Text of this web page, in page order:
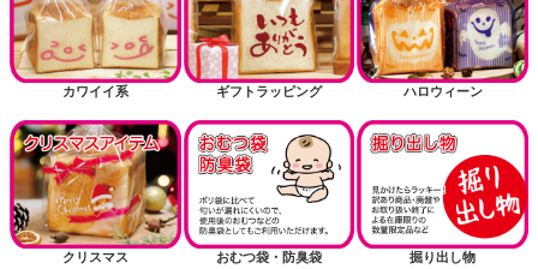
カワイイ系 ギフトラッピング ハロウィーン
クリスマス おむつ袋・防臭袋 掘り出し物